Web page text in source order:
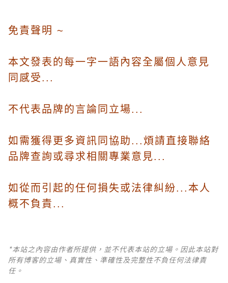
免責聲明 ~
本文發表的每一字一語內容全屬個人意見
同感受...
不代表品牌的言論同立場...
如需獲得更多資訊同協助...煩請直接聯絡
品牌查詢或尋求相關專業意見...
如從而引起的任何損失或法律糾紛...本人
概不負責...
*本站之內容由作者所提供，並不代表本站的立場。因此本站對
所有博客的立場、真實性、準確性及完整性不負任何法律責
任。